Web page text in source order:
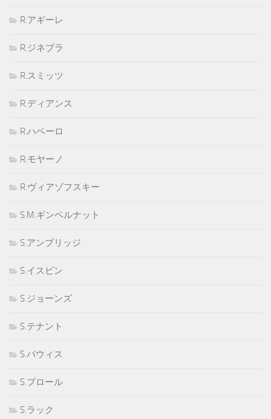
R.アギーレ
R.ジネブラ
R.スミッツ
R.ディアンス
R.ハベーロ
R.モヤーノ
R.ヴィアゾフスキー
S.M.ギンベルナット
S.アンブリッジ
S.イスビン
S.ジョーンズ
S.テナント
S.パウィス
S.プロール
S.ラック